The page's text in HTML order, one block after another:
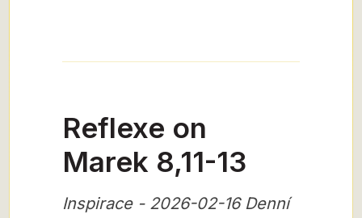
Reflexe on
Marek 8,11-13
Inspirace - 2026-02-16 Denní